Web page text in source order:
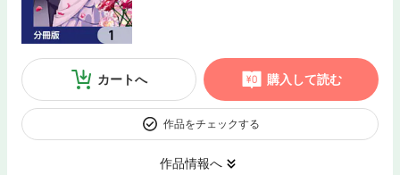
カートへ 購入して読む
作品をチェックする
作品情報へ